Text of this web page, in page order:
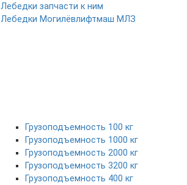
Лебедки запчасти к ним
Лебедки Могилёвлифтмаш МЛЗ
Грузоподъемность 100 кг
Грузоподъемность 1000 кг
Грузоподъемность 2000 кг
Грузоподъемность 3200 кг
Грузоподъемность 400 кг